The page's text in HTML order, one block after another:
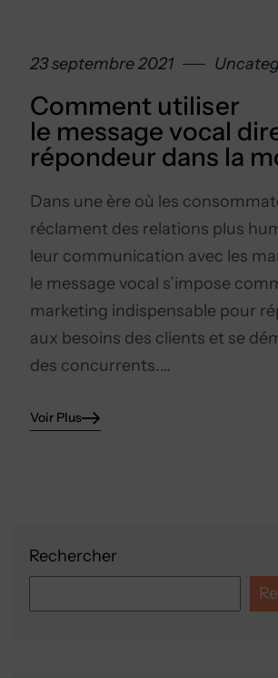
Rechercher
23 septembre 2021
Comment utiliser
le message vocal
répondeur dans la
Dans une ère où les
réclament des relations plus
leur communication avec les
le message vocal s’impose
marketing indispensable pour
aux besoins des clients et se
des concurrents.…
Voir Plus